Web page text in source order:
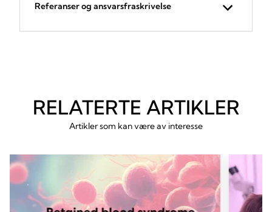
Referanser og ansvarsfraskrivelse
RELATERTE ARTIKLER
Artikler som kan være av interesse